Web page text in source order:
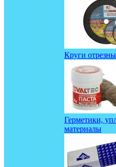
Круги
Герметики,
материалы